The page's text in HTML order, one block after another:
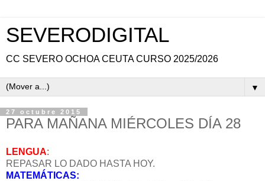
SEVERODIGITAL
CC SEVERO OCHOA CEUTA CURSO 2025/2026
▼
27 octubre 2015
PARA MAÑANA MIÉRCOLES DÍA 28
LENGUA:
REPASAR LO DADO HASTA HOY.
MATEMÁTICAS: